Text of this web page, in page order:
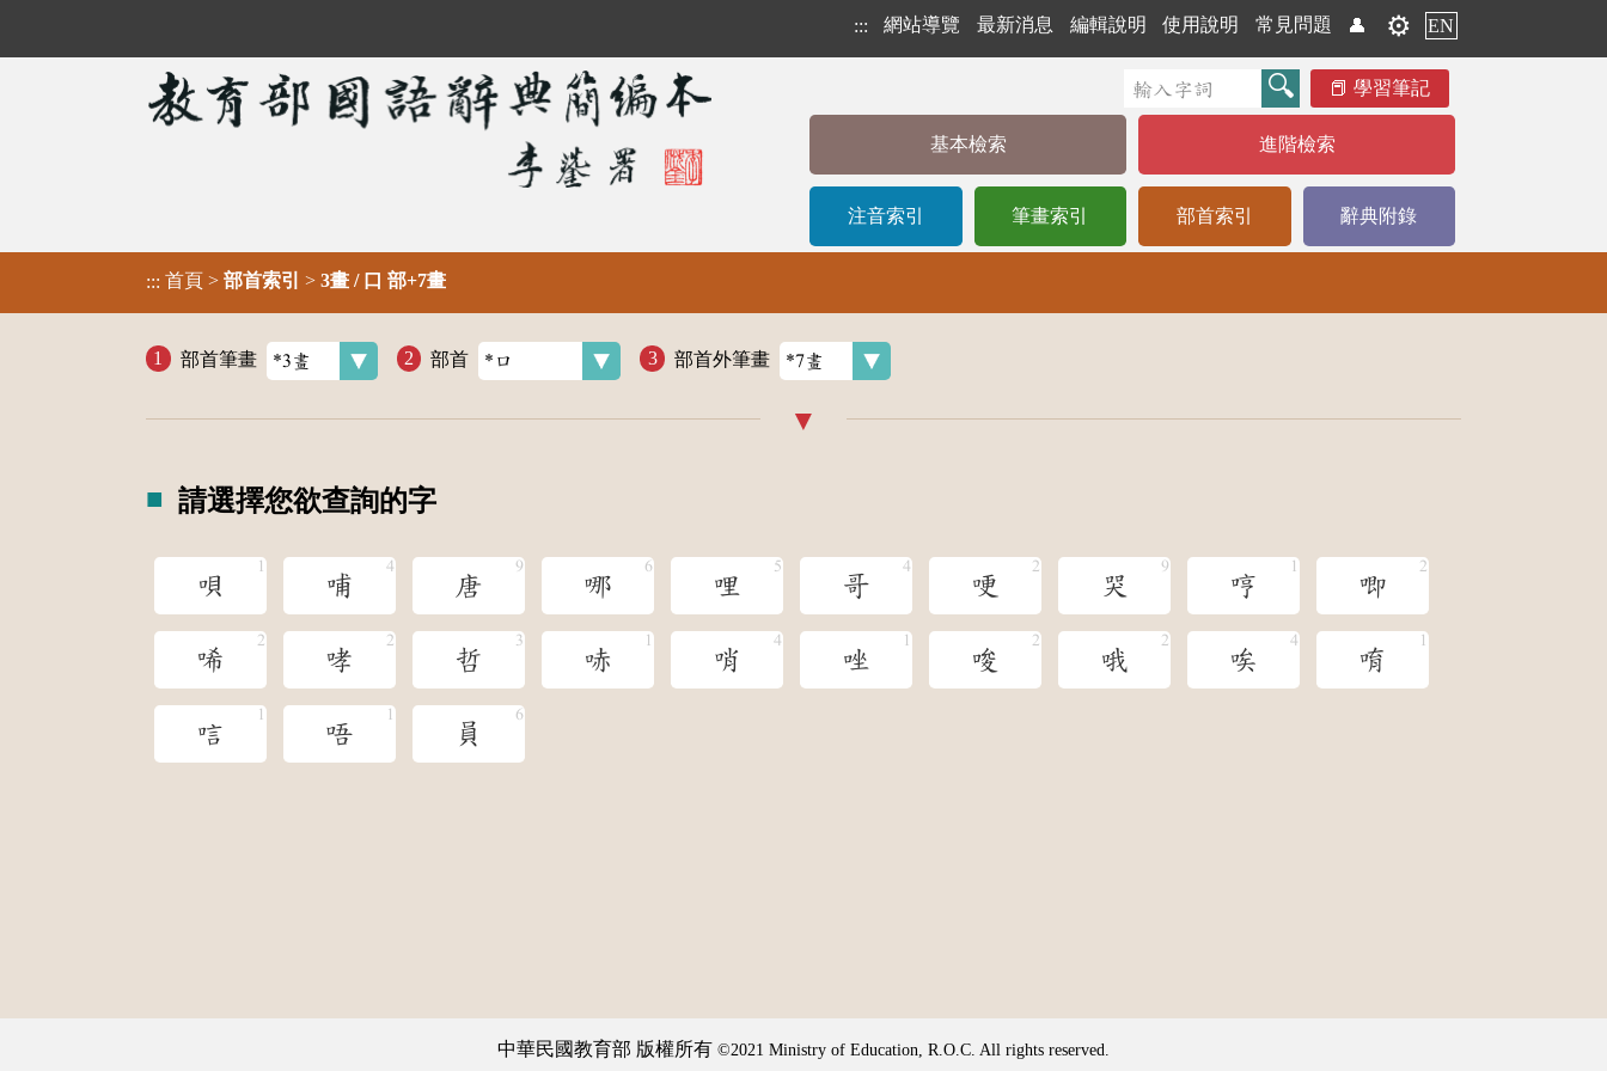
::: 網站導覽 最新消息 編輯說明 使用說明 常見問題 👤 ⚙️ EN
學習筆記
基本檢索 進階檢索
注音索引 筆畫索引 部首索引 辭典附錄
::: 首頁 > 部首索引 > 3畫 / 口 部+7畫
部首筆畫 部首 部首外筆畫
請選擇您欲查詢的字
唄 哺 唐 哪 哩 哥 哽 哭 哼 唧
唏 哮 哲 哧 哨 唑 唆 哦 唉 唷
唁 唔 員
中華民國教育部 版權所有 ©2021 Ministry of Education, R.O.C. All rights reserved.